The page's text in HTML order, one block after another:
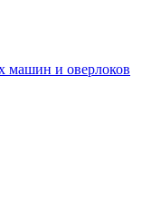
машин и оверлоков